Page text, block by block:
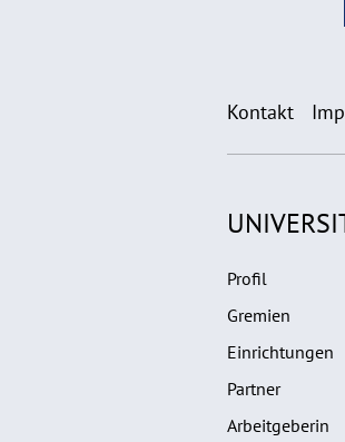
Kontakt
Profil
Gremien
Einrichtungen
Partner
Arbeitgeberin